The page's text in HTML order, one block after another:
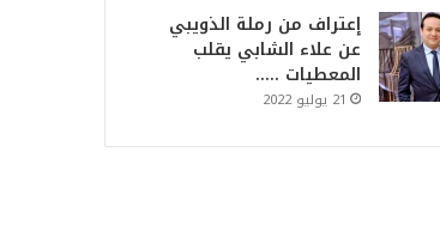
إعتراف من رملة الذويبي
عن علاء الشابي يقلب
المعطيات …..
21 يوليو 2022